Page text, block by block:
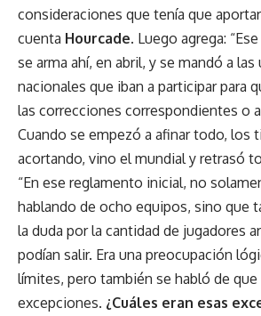
consideraciones que tenía que
cuenta Hourcade. Luego agrega:
se arma ahí, en abril, y se mandó a las
nacionales que iban a participar para
las correcciones correspondientes o
Cuando se empezó a afinar todo, los
acortando, vino el mundial y retrasó
“En ese reglamento inicial, no
hablando de ocho equipos, sino que
la duda por la cantidad de jugadores
podían salir. Era una preocupación
límites, pero también se habló de que
excepciones. ¿Cuáles eran esas